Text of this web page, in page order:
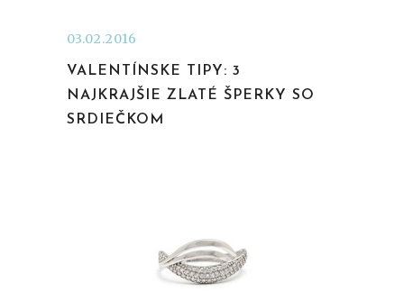
03.02.2016
VALENTÍNSKE TIPY: 3
NAJKRAJŠIE ZLATÉ ŠPERKY SO
SRDIEČKOM